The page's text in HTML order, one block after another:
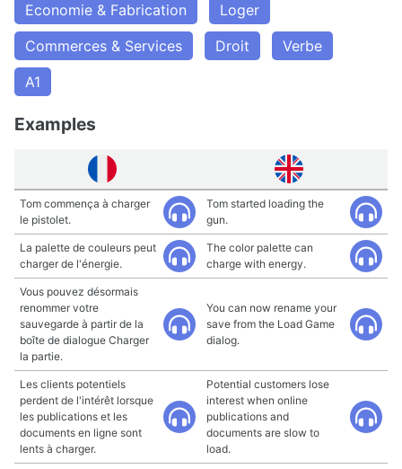
Economie & Fabrication
Loger
Commerces & Services
Droit
Verbe
A1
Examples
Tom commença à charger
le pistolet.
Tom started loading the
gun.
La palette de couleurs peut
charger de l'énergie.
The color palette can
charge with energy.
Vous pouvez désormais
renommer votre
sauvegarde à partir de la
boîte de dialogue Charger
la partie.
You can now rename your
save from the Load Game
dialog.
Les clients potentiels
perdent de l'intérêt lorsque
les publications et les
documents en ligne sont
lents à charger.
Potential customers lose
interest when online
publications and
documents are slow to
load.